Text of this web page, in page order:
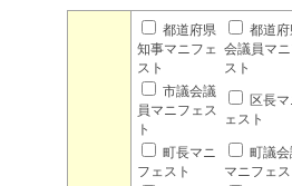
都道府県
知事マニフェ
スト
都道
会議員マ
スト
市議会議
員マニフェス
ト
区長
ェスト
町長マニ
フェスト
町議会
マニフェス